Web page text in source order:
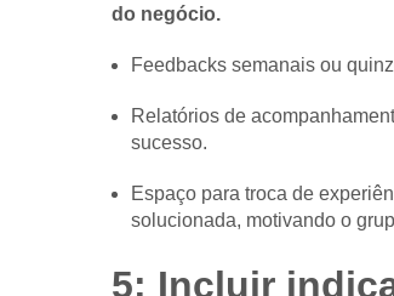
do negócio.
Feedbacks semanais ou
Relatórios de
sucesso.
Espaço para troca de
solucionada, motivando o
5: Incluir